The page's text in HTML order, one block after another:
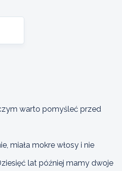
warto pomyśleć przed
miała mokre włosy i nie
lat później mamy dwoje